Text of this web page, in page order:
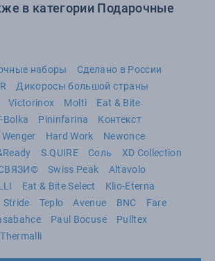
в категории Подарочные
наборы
Сделано в России
Дикоросы большой страны
Victorinox Molti
Eat & Bite
Bolka Pininfarina
Контекст
Wenger Hard Work
Newonce
S.QUIRE Соль
XD Collection
Swiss Peak
Altavolo
Eat & Bite Select
Klio-Eterna
Stride Teplo Avenue BNC
Fare
Paul Bocuse
Pulltex
Thermalli